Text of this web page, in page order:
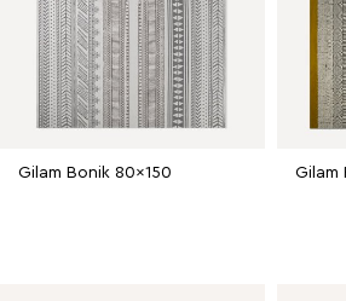
Gilam Bonik 80x150 Gilam